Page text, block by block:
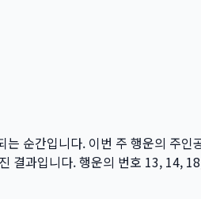
는 순간입니다. 이번 주 행운의 주인
결과입니다. 행운의 번호 13, 14,